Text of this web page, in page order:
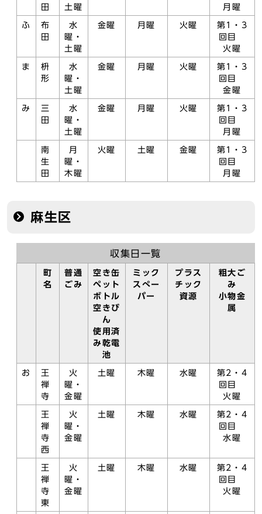
田
土曜
月曜
ふ
布
田
水
曜・
土曜
金曜 月曜 火曜
第1・3
回目
火曜
ま
枡
形
水
曜・
土曜
金曜 月曜 火曜
第1・3
回目
金曜
み
三
田
水
曜・
土曜
金曜 月曜 火曜
第1・3
回目
月曜
南
生
田
月
曜・
木曜
火曜 土曜 金曜
第1・3
回目
月曜
麻生区
収集日一覧
町
名
普通
ごみ
空き缶
ペット
ボトル
空きび
ん
使用済
み乾電
池
ミック
スぺー
パー
プラス
チック
資源
粗大ご
み
小物金
属
お
王
禅
寺
火
曜・
金曜
土曜 木曜 水曜
第2・4
回目
火曜
王
禅
寺
西
火
曜・
金曜
土曜 木曜 水曜
第2・4
回目
水曜
王
禅
寺
東
火
曜・
金曜
土曜 木曜 水曜
第2・4
回目
火曜